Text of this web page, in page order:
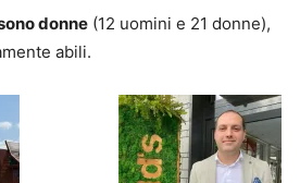
donne (12 uomini e 21 donne),
abili.